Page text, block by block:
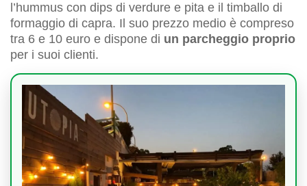
l’hummus con dips di verdure e pita e il timballo di
formaggio di capra. Il suo prezzo medio è compreso
tra 6 e 10 euro e dispone di un parcheggio proprio
per i suoi clienti.